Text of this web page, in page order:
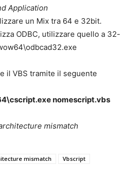
Application
un Mix tra 64 e 32bit.
ODBC, utilizzare quello a 32-
il VBS tramite il seguente
nomescript.vbs
mismatch
mismatch Vbscript